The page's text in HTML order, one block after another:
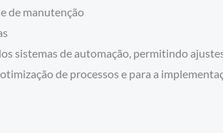
de manutenção
de automação, permitindo
de processos e para a